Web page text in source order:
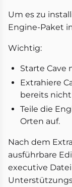
Um es zu
Engine-Paket
Wichtig:
Starte Cave
Extrahiere
bereits
Teile die
Orten auf.
Nach dem
ausführbare
executive